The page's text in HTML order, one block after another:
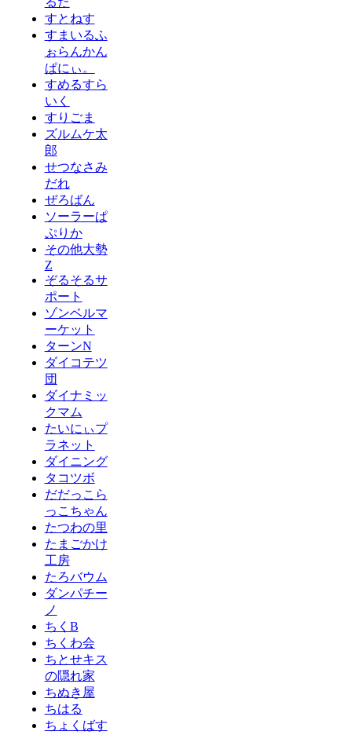
すとねす
すまいるふ
ぉらんかん
ぱにぃ。
すめるすら
いく
すりごま
ズルムケ太
郎
せつなさみ
だれ
ぜろばん
ソーラーぱ
ぷりか
その他大勢
Z
ぞるそるサ
ポート
ゾンベルマ
ーケット
ターンN
ダイコテツ
団
ダイナミッ
クマム
たいにぃプ
ラネット
ダイニング
タコツボ
だだっこら
っこちゃん
たつわの里
たまごかけ
工房
たろバウム
ダンパチー
ノ
ちくB
ちくわ会
ちとせキス
の隠れ家
ちぬき屋
ちはる
ちょくばす